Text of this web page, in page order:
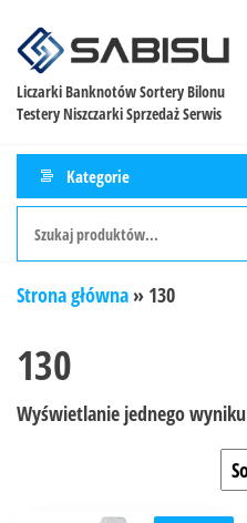
Liczarki Banknotów Sortery Bilonu
Testery Niszczarki Sprzedaż Serwis
Kategorie
Strona główna » 130
130
Wyświetlanie jednego wyniku